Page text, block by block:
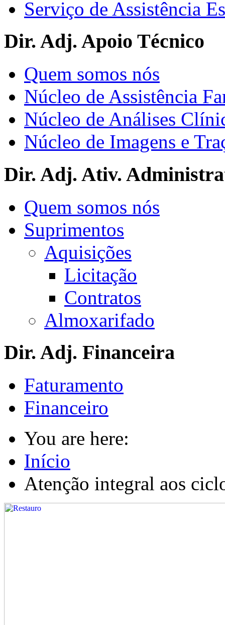
Serviço de Assistência
Dir. Adj. Apoio Técnico
Quem somos nós
Núcleo de Assistência
Núcleo de Análises
Núcleo de Imagens e
Dir. Adj. Ativ.
Quem somos nós
Suprimentos
Aquisições
Licitação
Contratos
Almoxarifado
Dir. Adj. Financeira
Faturamento
Financeiro
You are here:
Início
Atenção integral aos